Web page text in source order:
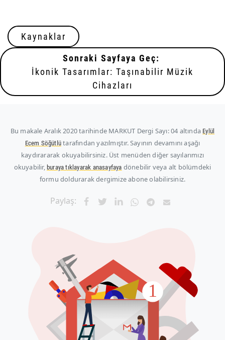
Kaynaklar
Sonraki Sayfaya Geç:
İkonik Tasarımlar: Taşınabilir Müzik
Cihazları
Bu makale Aralık 2020tarihinde MARKUT Dergi Sayı: 04 altında Eylül
Ecem Söğütlü tarafından yazılmıştır. Sayının devamını aşağı
kaydırararak okuyabilirsiniz. Üst menüden diğer sayılarımızı
okuyabilir, buraya tıklayarak anasayfaya dönebilir veya alt bölümdeki
formu doldurarak dergimize abone olabilirsiniz.
Paylaş: